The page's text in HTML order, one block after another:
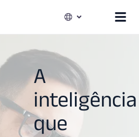
A
inteligência
que